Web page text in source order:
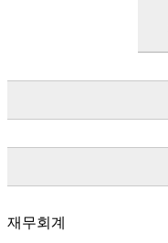
재무회계